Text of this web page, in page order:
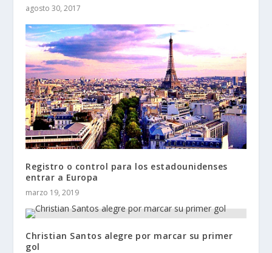
agosto 30, 2017
Registro o control para los estadounidenses
entrar a Europa
marzo 19, 2019
Christian Santos alegre por marcar su primer
gol